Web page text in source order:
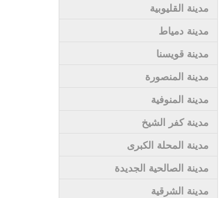
مدينة القليوبية
مدينة دمياط
مدينة قويسنا
مدينة المنصورة
مدينة المنوفية
مدينة كفر الشيخ
مدينة المحلة الكبرى
مدينة الصالحية الجديدة
مدينة الشرقية